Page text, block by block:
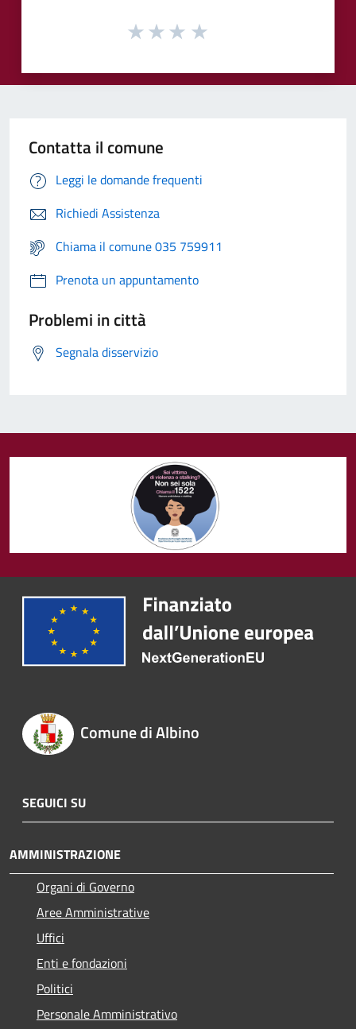
Contatta il comune
Leggi le domande frequenti
Richiedi Assistenza
Chiama il comune 035 759911
Prenota un appuntamento
Problemi in città
Segnala disservizio
Comune di Albino
SEGUICI SU
AMMINISTRAZIONE
Organi di Governo
Aree Amministrative
Uffici
Enti e fondazioni
Politici
Personale Amministrativo